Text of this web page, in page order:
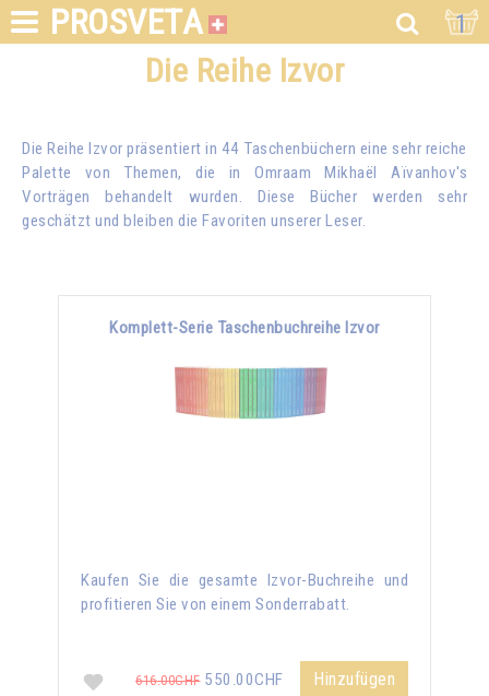
PROSVETA 1
Die Reihe Izvor
Die Reihe Izvor präsentiert in 44 Taschenbüchern eine sehr reiche
Palette von Themen, die inOmraam Mikhaël Aïvanhov's
Vorträgen behandelt wurden. Diese Bücher werden sehr
geschätzt und bleiben die Favoriten unserer Leser.
Komplett-Serie Taschenbuchreihe Izvor
Kaufen Sie die gesamte Izvor-Buchreihe und
profitieren Sie von einem Sonderrabatt.
616.00CHF550.00CHF Hinzufügen